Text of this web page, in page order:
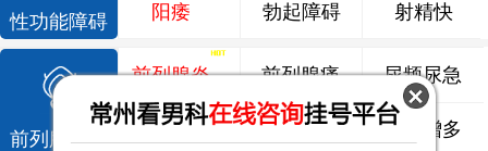
性功能障碍 阳痿 勃起障碍 射精快
前列腺疾病
前列腺炎 前列腺痛 尿频尿急
前列腺增生 排尿不畅 夜尿增多